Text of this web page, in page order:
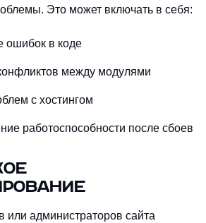
Это может включать в себя:
ошибок в коде
между модулями
с хостингом
работоспособности после сбоев
или администраторов сайта